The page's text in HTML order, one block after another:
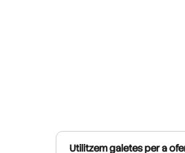
Utilitzem galetes per a